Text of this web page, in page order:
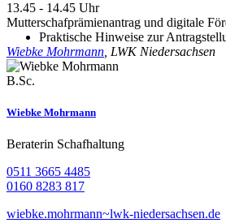
13.45 - 14.45 Uhr
Mutterschafprämienantrag und digitale
Praktische Hinweise zur
Wiebke Mohrmann , LWK Niedersachsen
B.Sc.
Wiebke Mohrmann
Beraterin Schafhaltung
0511 3665 4485
0160 8283 817
wiebke.mohrmann~lwk-niedersachsen.de